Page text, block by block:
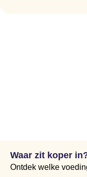
Waar zit koper
Ontdek welke